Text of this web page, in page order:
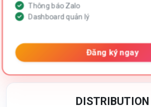
Thông báo Zalo
Dashboard quản lý
Đăng ký ngay
DISTRIBUTION